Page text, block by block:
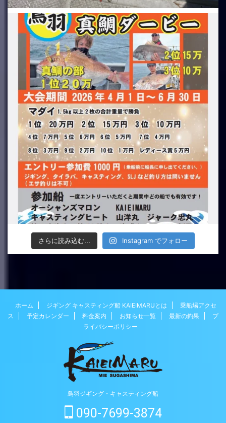
さらに読み込む... Instagram でフォロー
ホーム ジギング キャスティング船 KAIEIMARUとは
乗船場アクセ
ス
予定カレンダー 料金案内 お知らせ一覧 最新の釣果
プ
ライバシーポリシー
鳥羽ジギング・キャスティング船
090-7699-3874